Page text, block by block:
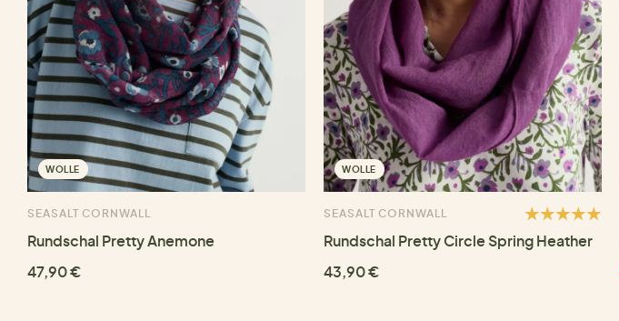
WOLLE
SEASALT CORNWALL
Rundschal Pretty Anemone
47,90 €
WOLLE
SEASALT CORNWALL
Rundschal Pretty Circle Spring Heather
43,90 €